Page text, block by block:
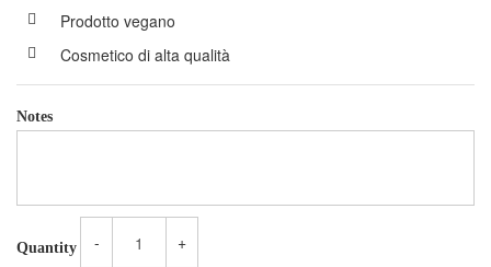
Prodotto vegano
Cosmetico di alta qualità
Notes
Quantity - +